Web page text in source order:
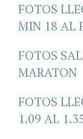
FOTOS
MIN 18 AL
FOTOS
MARATON
FOTOS
1.09 AL